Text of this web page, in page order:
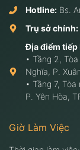
Hotline: Bs.
Trụ sở chính:
Địa điểm tiếp
• Tầng 2,
Nghĩa, P.
• Tầng 7,
P. Yên Hòa,
Giờ Làm Việc